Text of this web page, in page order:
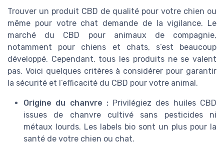
Trouver un produit CBD de qualité pour votre chien ou
même pour votre chat demande de la vigilance. Le
marché du CBD pour animaux de compagnie,
notamment pour chiens et chats, s’est beaucoup
développé. Cependant, tous les produits ne se valent
pas. Voici quelques critères à considérer pour garantir
la sécurité et l’efficacité du CBD pour votre animal.
Origine du chanvre :Privilégiez des huiles CBD
issues de chanvre cultivé sans pesticides ni
métaux lourds. Les labels bio sont un plus pour la
santé de votre chien ou chat.